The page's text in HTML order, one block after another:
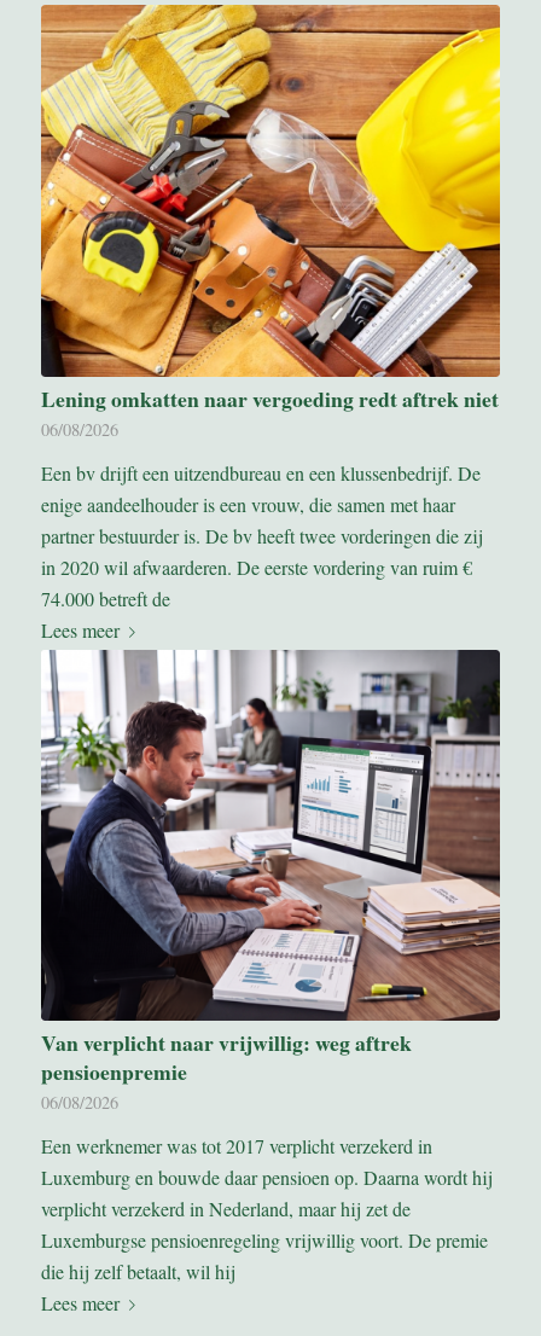
Lening omkatten naar vergoeding redt aftrek niet
06/08/2026
Een bv drijft een uitzendbureau en een klussenbedrijf. De
enige aandeelhouder is een vrouw, die samen met haar
partner bestuurder is. De bv heeft twee vorderingen die zij
in 2020 wil afwaarderen. De eerste vordering van ruim €
74.000 betreft de
Lees meer
Van verplicht naar vrijwillig: weg aftrek
pensioenpremie
06/08/2026
Een werknemer was tot 2017 verplicht verzekerd in
Luxemburg en bouwde daar pensioen op. Daarna wordt hij
verplicht verzekerd in Nederland, maar hij zet de
Luxemburgse pensioenregeling vrijwillig voort. De premie
die hij zelf betaalt, wil hij
Lees meer